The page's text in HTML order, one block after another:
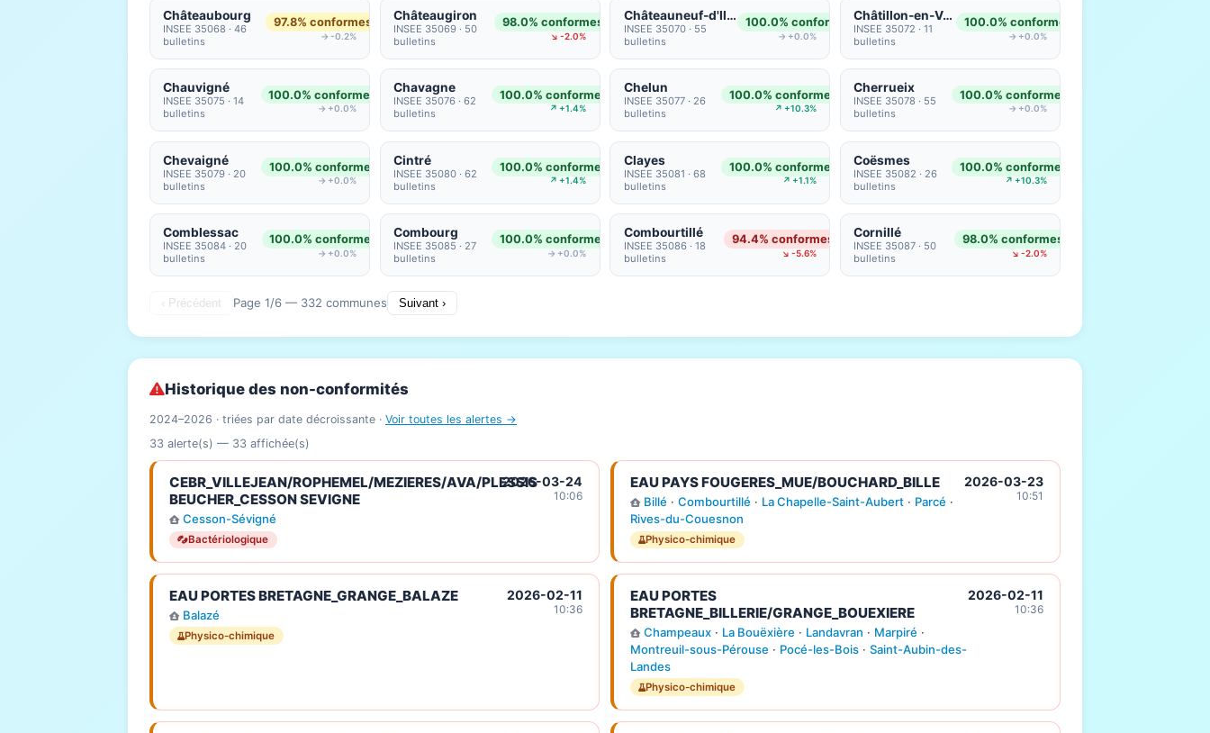
Châteaubourg
INSEE 35068 · 46
bulletins
97.8% conformes
→ -0.2%
Châteaugiron
INSEE 35069 · 50
bulletins
98.0% conformes
↘ -2.0%
Châteauneuf-d'Ille-et-Vilaine
INSEE 35070 · 55
bulletins
100.0% conformes
→ +0.0%
Châtillon-en-Vendelais
INSEE 35072 · 11
bulletins
100.0% conformes
→ +0.0%
Chauvigné
INSEE 35075 · 14
bulletins
100.0% conformes
→ +0.0%
Chavagne
INSEE 35076 · 62
bulletins
100.0% conformes
↗ +1.4%
Chelun
INSEE 35077 · 26
bulletins
100.0% conformes
↗ +10.3%
Cherrueix
INSEE 35078 · 55
bulletins
100.0% conformes
→ +0.0%
Chevaigné
INSEE 35079 · 20
bulletins
100.0% conformes
→ +0.0%
Cintré
INSEE 35080 · 62
bulletins
100.0% conformes
↗ +1.4%
Clayes
INSEE 35081 · 68
bulletins
100.0% conformes
↗ +1.1%
Coësmes
INSEE 35082 · 26
bulletins
100.0% conformes
↗ +10.3%
Comblessac
INSEE 35084 · 20
bulletins
100.0% conformes
→ +0.0%
Combourg
INSEE 35085 · 27
bulletins
100.0% conformes
→ +0.0%
Combourtillé
INSEE 35086 · 18
bulletins
94.4% conformes
↘ -5.6%
Cornillé
INSEE 35087 · 50
bulletins
98.0% conformes
↘ -2.0%
‹ Précédent Page 1/6 — 332 communes Suivant ›
Historique des non-conformités
2024–2026 · triées par date décroissante · Voir toutes les alertes →
33 alerte(s) — 33 affichée(s)
CEBR_VILLEJEAN/ROPHEMEL/MEZIERES/AVA/PLESSIS
BEUCHER_CESSON SEVIGNE
Cesson-Sévigné
Bactériologique
2026-03-24
10:06
EAU PAYS FOUGERES_MUE/BOUCHARD_BILLE
Billé · Combourtillé · La Chapelle-Saint-Aubert· Parcé ·
Rives-du-Couesnon
Physico-chimique
2026-03-23
10:51
EAU PORTES BRETAGNE_GRANGE_BALAZE
Balazé
Physico-chimique
2026-02-11
10:36
EAU PORTES
BRETAGNE_BILLERIE/GRANGE_BOUEXIERE
Champeaux· La Bouëxière · Landavran · Marpiré ·
Montreuil-sous-Pérouse · Pocé-les-Bois· Saint-Aubin-des-
Landes
Physico-chimique
2026-02-11
10:36